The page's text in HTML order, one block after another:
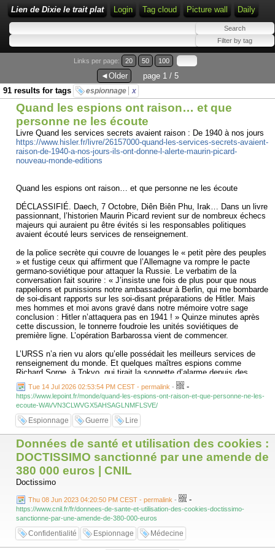
Lien de Dixie le trait plat Login Tag cloud Picture wall Daily
Links per page: 20 50 100
◄Older
page 1 / 5
91 results for tags
espionnage x
Quand les espions ont raison… et que
personne ne les écoute
Livre Quand les services secrets avaient raison : De 1940 à nos jours
https://www.hisler.fr/livre/26157000-quand-les-services-secrets-avaient-
raison-de-1940-a-nos-jours-ils-ont-donne-l-alerte-maurin-picard-
nouveau-monde-editions
Quand les espions ont raison… et que personne ne les écoute
DÉCLASSIFIÉ. Daech, 7 Octobre, Diên Biên Phu, Irak… Dans un livre
passionnant, l’historien Maurin Picard revient sur de nombreux échecs
majeurs qui auraient pu être évités si les responsables politiques
avaient écouté leurs services de renseignement.
de la police secrète qui couvre de louanges le « petit père des peuples
» et fustige ceux qui affirment que l’Allemagne va rompre le pacte
germano-soviétique pour attaquer la Russie. Le verbatim de la
conversation fait sourire : « J’insiste une fois de plus pour que nous
rappelions et punissions notre ambassadeur à Berlin, qui me bombarde
de soi-disant rapports sur les soi-disant préparations de Hitler. Mais
mes hommes et moi avons gravé dans notre mémoire votre sage
conclusion : Hitler n’attaquera pas en 1941 ! » Quinze minutes après
cette discussion, le tonnerre foudroie les unités soviétiques de
première ligne. L’opération Barbarossa vient de commencer.
L’URSS n’a rien vu alors qu’elle possédait les meilleurs services de
renseignement du monde. Et quelques maîtres espions comme
Richard Sorge, à Tokyo, qui tirait la sonnette d’alarme depuis des
mois. Mais aussi le réseau « Orchestre rouge » à Berlin ou encore
l’agent « Breitenbach », un policier de la Gestapo travaillant pour les
Soviétiques depuis 1929. Mais la terreur stalinienne a stérilisé toute
analyse indépendante. Et quand certains défendaient les informations
de leurs espions, comme le général Proskourov à la tête du
renseignement militaire, ils étaient exécutés.
La ruée des panzers aurait-elle pu être enrayée en 1940 ? Le raid
japonais sur Pearl Harbor se préparait-il réellement dans le plus grand
secret ? Les plans du Viêt-Minh à Diên Biên Phu en 1954 ont-ils été
éventés par le renseignement français ? Plus récemment, l’émergence
de Daech en Irak, l’invasion de l’Ukraine ou l’attaque du Hamas contre
Israël auraient-elles pu être contrecarrées ?
L’historien et journaliste Maurin Picard publie une somme de 400 pages
aux éditions Nouveau Monde (Quand les services secrets avaient
raison) dans laquelle il revient sur plusieurs grands échecs qui auraient
pu être évités si les responsables politiques avaient fait confiance à
leurs services de renseignement. Son postulat tient en une phrase : le
pouvoir, prisonnier de ses certitudes, de ses biais cognitifs, de ses
Tue 14 Jul 2026 02:53:54 PM CEST - permalink - -
https://www.lepoint.fr/monde/quand-les-espions-ont-raison-et-que-personne-ne-les-
ecoute-WAVVN3CLWVGX5AHSAGLNMFLSVE/
Espionnage Guerre Lire
Données de santé et utilisation des cookies :
DOCTISSIMO sanctionné par une amende de
380 000 euros | CNIL
Doctissimo
Thu 08 Jun 2023 04:20:50 PM CEST - permalink - -
https://www.cnil.fr/fr/donnees-de-sante-et-utilisation-des-cookies-doctissimo-
sanctionne-par-une-amende-de-380-000-euros
Confidentialité Espionnage Médecine